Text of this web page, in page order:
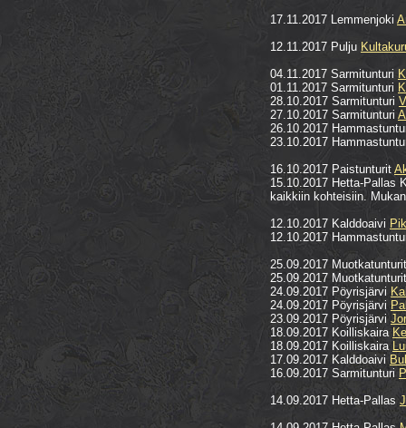
17.11.2017 Lemmenjoki
12.11.2017 Pulju
04.11.2017 Sarmitunturi
01.11.2017 Sarmitunturi
28.10.2017 Sarmitunturi
27.10.2017 Sarmitunturi
26.10.2017
23.10.2017
16.10.2017 Paistunturit
15.10.2017 Hetta-Pallas
kaikkiin kohteisiin.
12.10.2017 Kalddoaivi
12.10.2017
25.09.2017
25.09.2017
24.09.2017 Pöyrisjärvi
24.09.2017 Pöyrisjärvi
23.09.2017 Pöyrisjärvi
18.09.2017 Koilliskaira
18.09.2017 Koilliskaira
17.09.2017 Kalddoaivi
16.09.2017 Sarmitunturi
14.09.2017 Hetta-Pallas